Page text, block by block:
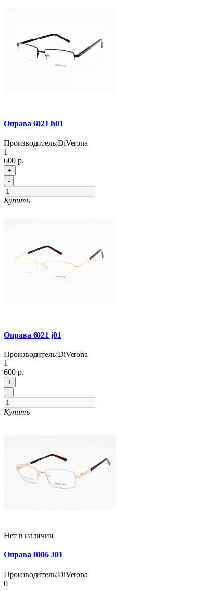
Оправа 6021 h01
Производитель:DiVerona
1
600 р.
+
-
Купить
Оправа 6021 j01
Производитель:DiVerona
1
600 р.
+
-
Купить
Нет в наличии
Оправа 0006 J01
Производитель:DiVerona
0